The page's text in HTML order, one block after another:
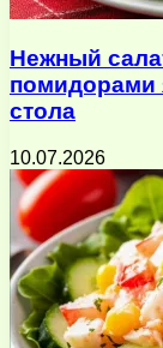
Нежный
помидорами
стола
10.07.2026